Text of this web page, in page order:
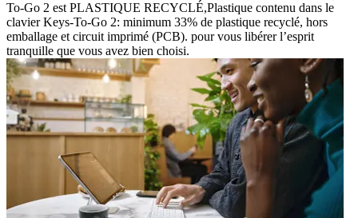
To-Go 2 est PLASTIQUE RECYCLÉ,Plastique contenu dans le
clavier Keys-To-Go 2: minimum 33% de plastique recyclé, hors
emballage et circuit imprimé (PCB). pour vous libérer l’esprit
tranquille que vous avez bien choisi.